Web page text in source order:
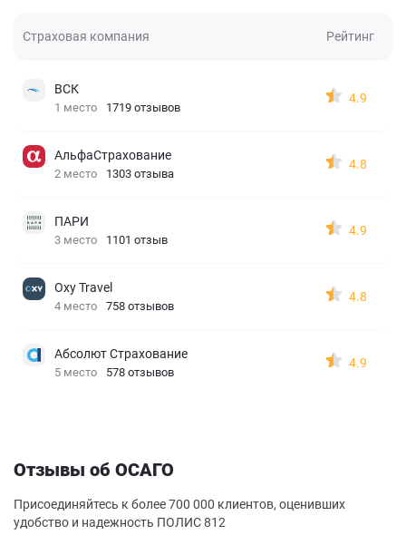
Страховая компания Рейтинг
ВСК
1 место 1719 отзывов
4.9
АльфаСтрахование
2 место 1303 отзыва
4.8
ПАРИ
3 место 1101 отзыв
4.9
Oxy Travel
4 место 758 отзывов
4.8
Абсолют Страхование
5 место 578 отзывов
4.9
Отзывы об ОСАГО
Присоединяйтесь к более 700 000 клиентов, оценивших
удобство и надежность ПОЛИС 812